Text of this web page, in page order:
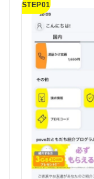
STEP01